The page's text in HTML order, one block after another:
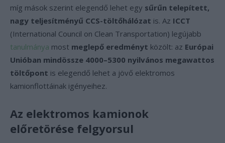
míg mások szerint elegendő lehet egy sűrűn telepített,
nagy teljesítményű CCS-töltőhálózat is. Az ICCT
(International Council on Clean Transportation) legújabb
tanulmánya most meglepő eredményt közölt: az Európai
Unióban mindössze 4000–5300 nyilvános megawattos
töltőpont is elegendő lehet a jövő elektromos
kamionflottáinak igényeihez.
Az elektromos kamionok
előretörése felgyorsul